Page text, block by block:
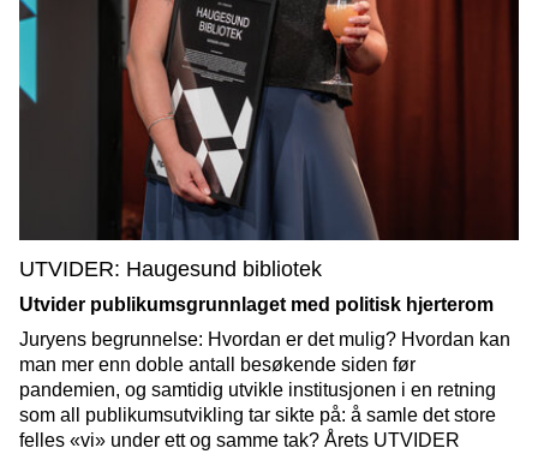
UTVIDER: Haugesund bibliotek
Utvider publikumsgrunnlaget med politisk hjerterom
Juryens begrunnelse: Hvordan er det mulig? Hvordan kan
man mer enn doble antall besøkende siden før
pandemien, og samtidig utvikle institusjonen i en retning
som all publikumsutvikling tar sikte på: å samle det store
felles «vi» under ett og samme tak? Årets UTVIDER